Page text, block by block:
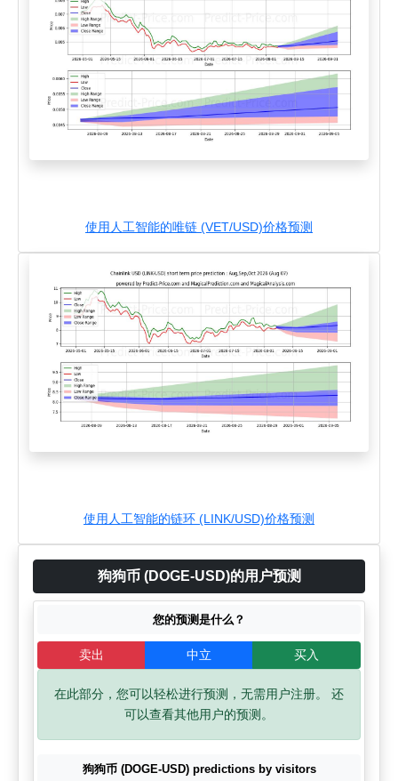
使用人工智能的唯链 (VET/USD)价格预测
使用人工智能的链环 (LINK/USD)价格预测
狗狗币 (DOGE-USD)的用户预测
您的预测是什么？
卖出 中立 买入
在此部分，您可以轻松进行预测，无需用户注册。 还
可以查看其他用户的预测。
狗狗币 (DOGE-USD) predictions by visitors